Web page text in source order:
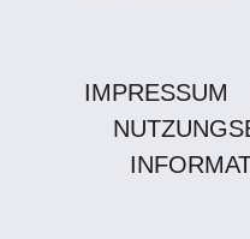
IMPRESSUM